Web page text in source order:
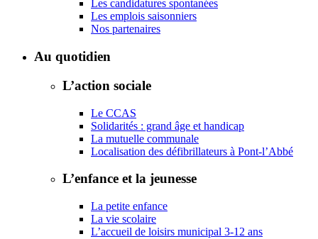
Les candidatures spontanées
Les emplois saisonniers
Nos partenaires
Au quotidien
L’action sociale
Le CCAS
Solidarités : grand âge et handicap
La mutuelle communale
Localisation des défibrillateurs à Pont-l’Abbé
L’enfance et la jeunesse
La petite enfance
La vie scolaire
L’accueil de loisirs municipal 3-12 ans